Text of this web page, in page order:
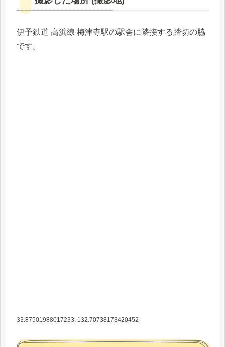
伊予鉄道 高浜線 梅津寺駅の駅舎に隣接する踏切の脇
です。
33.87501988017233, 132.70738173420452